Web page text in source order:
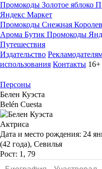
Промокоды Золотое яблоко
Яндекс Маркет
Промокоды Снежная
Арома Бутик Промокоды
Путешествия
Издательство
использования Контакты 16+
Персоны
Белен Куэста
Belén Cuesta
Актриса
Дата и место рождения: 24
(42 года), Севилья
Рост: 1, 79